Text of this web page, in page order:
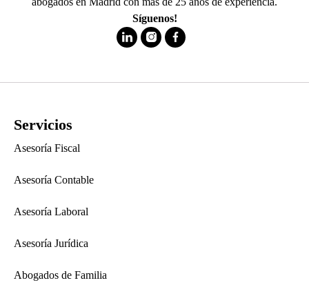
Síguenos!
Servicios
Asesoría Fiscal
Asesoría Contable
Asesoría Laboral
Asesoría Jurídica
Abogados de Familia